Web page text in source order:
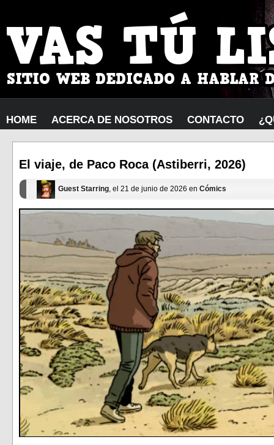
HOME ACERCA DE NOSOTROS CONTACTO
El viaje, de Paco Roca (Astiberri, 2026)
Guest Starring, el 21 de junio de 2026 en Cómics